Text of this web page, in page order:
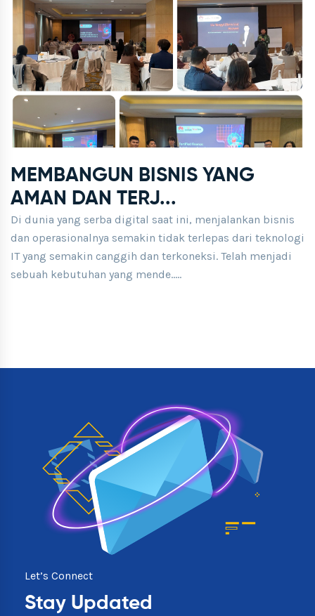
MEMBANGUN BISNIS YANG
AMAN DAN TERJ...
Di dunia yang serba digital saat ini, menjalankan bisnis
dan operasionalnya semakin tidak terlepas dari teknologi
IT yang semakin canggih dan terkoneksi. Telah menjadi
sebuah kebutuhan yang mende.....
Let’s Connect
Stay Updated